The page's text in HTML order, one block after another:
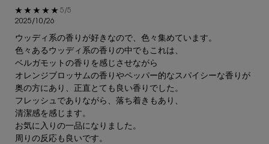
5星中5。
5/5
2025/10/26
ウッディ系の香りが好きなので、色々集めています。
色々あるウッディ系の香りの中でもこれは、
ベルガモットの香りを感じさせながら
オレンジブロッサムの香りやペッパー的なスパイシーな香りが
奥の方にあり、正直とても良い香りでした。
フレッシュでありながら、落ち着きもあり、
清潔感を感じます。
お気に入りの一品になりました。
周りの反応も良いです。